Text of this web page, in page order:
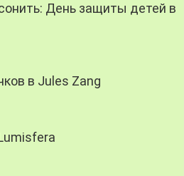
День защиты детей в
в Jules Zang